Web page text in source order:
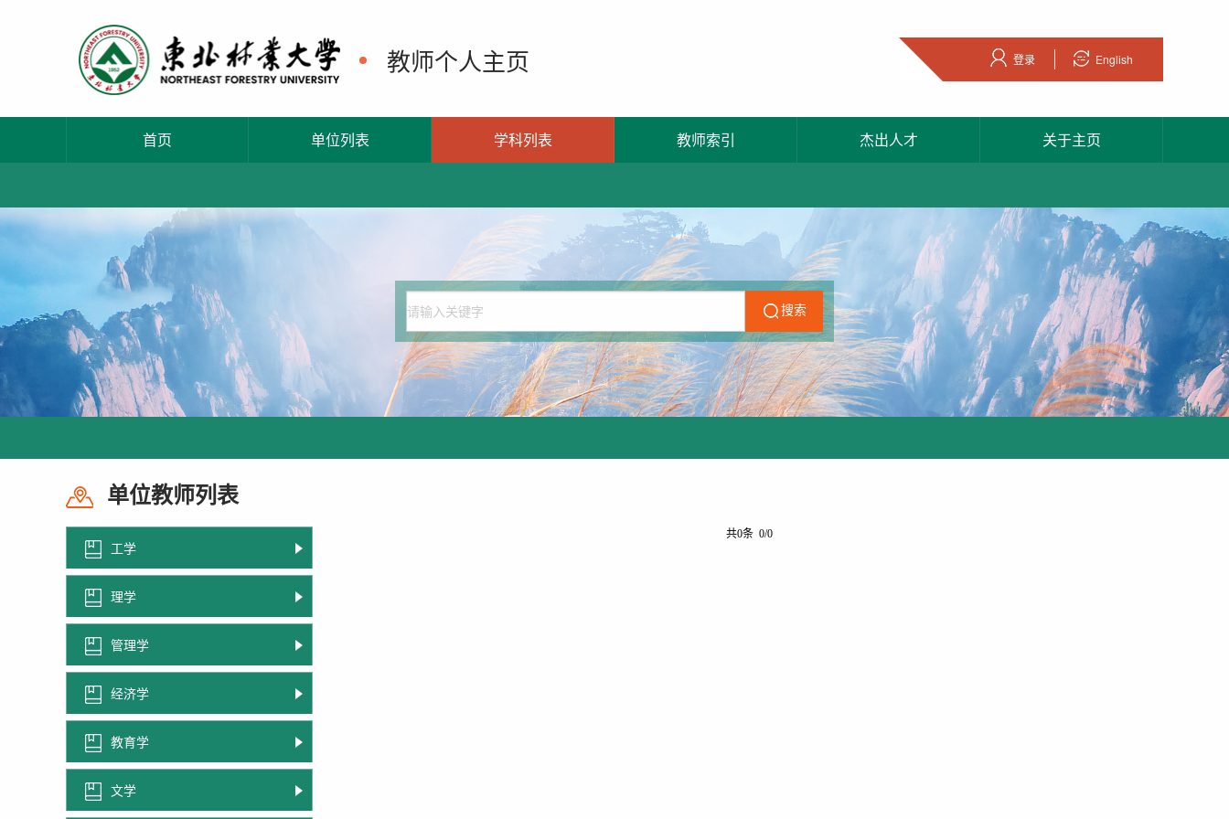
教师个人主页 登录 English
首页 单位列表 学科列表 教师索引 杰出人才 关于主页
搜索
单位教师列表
工学
理学
管理学
经济学
教育学
文学
共0条 0/0